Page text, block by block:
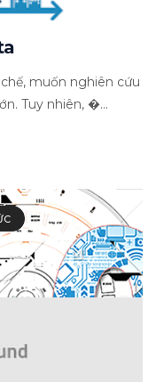
muốn nghiên cứu
Tuy nhiên, �...